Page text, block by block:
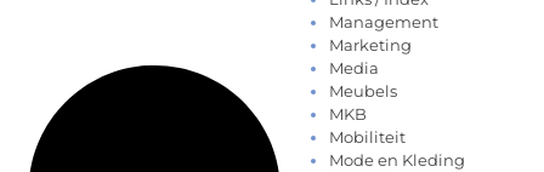
Management
Marketing
Media
Meubels
MKB
Mobiliteit
Mode en Kleding